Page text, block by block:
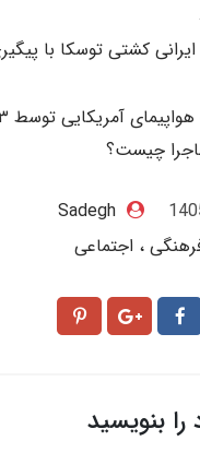
ایرانی کشتی توسکا با
چیست؟
Sadegh
، اجتماعی
بنویسید